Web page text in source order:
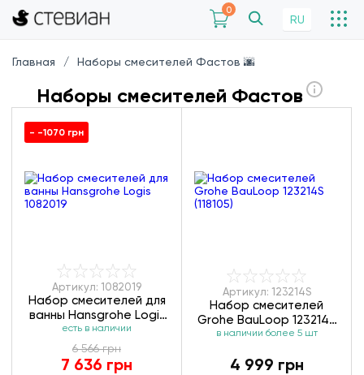
0
RU
Главная Наборы смесителей Фастов 🌆
Наборы смесителей Фастов
- -1070 грн
Артикул: 1082019
Набор смесителей для
ванны Hansgrohe Logis
1082019
есть в наличии
6 566 грн
7 636 грн
Артикул: 123214S
Набор смесителей
Grohe BauLoop 123214S
(118105)
в наличии более 5 шт
4 999 грн